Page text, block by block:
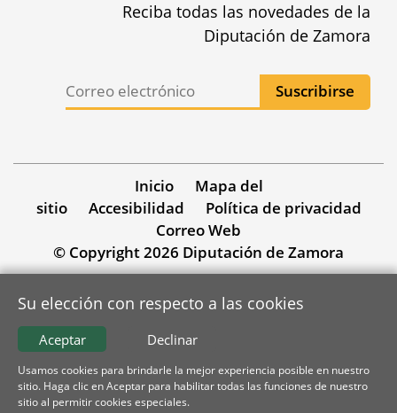
Reciba todas las novedades de la
Diputación de Zamora
Inicio
Mapa del
sitio
Accesibilidad
Política de privacidad
Correo Web
© Copyright 2026 Diputación de Zamora
Su elección con respecto a las cookies
Declinar
Aceptar
Usamos cookies para brindarle la mejor experiencia posible en nuestro
sitio. Haga clic en Aceptar para habilitar todas las funciones de nuestro
sitio al permitir cookies especiales.